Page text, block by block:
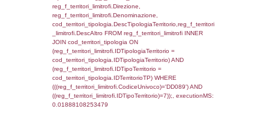
0.068318843841553
sql: SELECT f_territori_limitrofi.Distanza,
f_territori_limitrofi.Direzione,
f_territori_limitrofi.Denominazione,
f_territori_limitrofi.DescAltro FROM
JOIN cod_territori_tipologia ON